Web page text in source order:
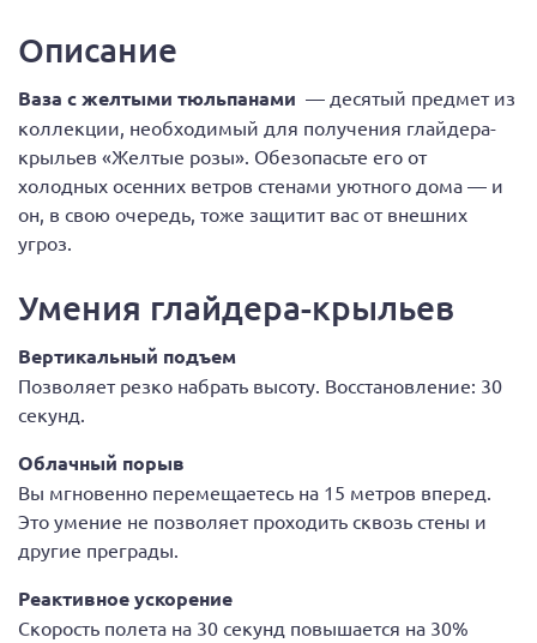
Описание
Ваза с желтыми тюльпанами — десятый предмет из
коллекции, необходимый для получения глайдера-
крыльев «Желтые розы». Обезопасьте его от
холодных осенних ветров стенами уютного дома — и
он, в свою очередь, тоже защитит вас от внешних
угроз.
Умения глайдера-крыльев
Вертикальный подъем
Позволяет резко набрать высоту. Восстановление: 30
секунд.
Облачный порыв
Вы мгновенно перемещаетесь на 15 метров вперед.
Это умение не позволяет проходить сквозь стены и
другие преграды.
Реактивное ускорение
Скорость полета на 30 секунд повышается на 30%